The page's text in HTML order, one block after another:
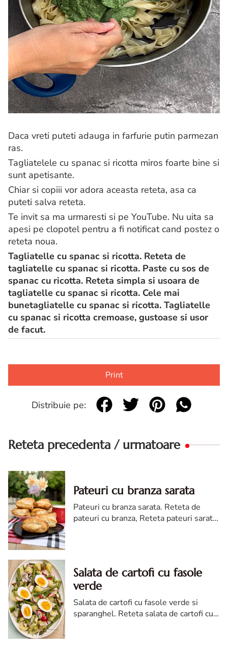
Daca vreti puteti adauga in farfurie putin parmezan
ras.
Tagliatelele cu spanac si ricotta miros foarte bine si
sunt apetisante.
Chiar si copiii vor adora aceasta reteta, asa ca
puteti salva reteta.
Te invit sa ma urmaresti si pe YouTube. Nu uita sa
apesi pe clopotel pentru a fi notificat cand postez o
reteta noua.
Tagliatelle cu spanac si ricotta. Reteta de
tagliatelle cu spanac si ricotta. Paste cu sos de
spanac cu ricotta. Reteta simpla si usoara de
tagliatelle cu spanac si ricotta. Cele mai
bunetagliatelle cu spanac si ricotta. Tagliatelle
cu spanac si ricotta cremoase, gustoase si usor
de facut.
Print
Distribuie pe:
Reteta precedenta / urmatoare
Pateuri cu branza sarata
Pateuri cu branza sarata. Reteta de
pateuri cu branza, Reteta pateuri sarate
Salata de cartofi cu fasole
verde
Salata de cartofi cu fasole verde si
sparanghel. Reteta salata de cartofi cu